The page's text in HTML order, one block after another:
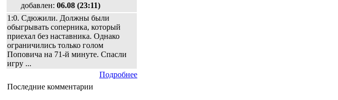
добавлен: 06.08 (23:11)
1:0. Сдюжили. Должны были
обыгрывать соперника, который
приехал без наставника. Однако
ограничились только голом
Поповича на 71-й минуте. Спасли
игру ...
Подробнее
Последние комментарии